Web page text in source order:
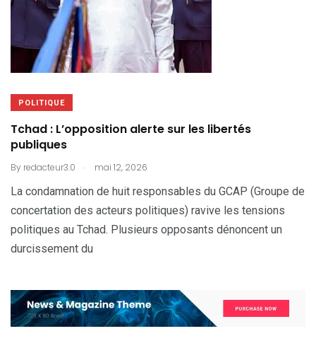
POLITIQUE
Tchad : L’opposition alerte sur les libertés
publiques
By redacteur3.0 . mai 12, 2026
La condamnation de huit responsables du GCAP (Groupe de
concertation des acteurs politiques) ravive les tensions
politiques au Tchad. Plusieurs opposants dénoncent un
durcissement du